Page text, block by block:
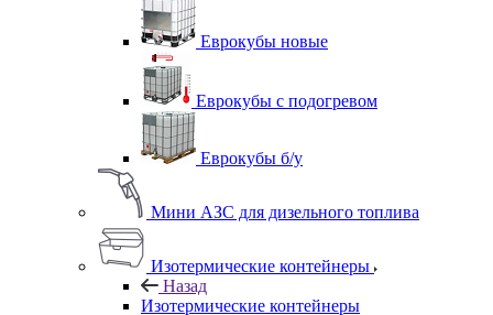
Еврокубы новые
Еврокубы с подогревом
Еврокубы б/у
Мини АЗС для дизельного топлива
Изотермические контейнеры
Назад
Изотермические контейнеры